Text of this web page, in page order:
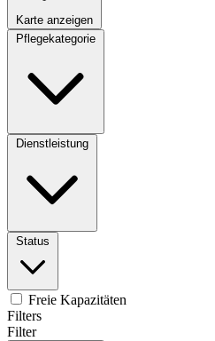
Karte anzeigen
Pflegekategorie
Dienstleistung
Status
Freie Kapazitäten
Filters
Filter